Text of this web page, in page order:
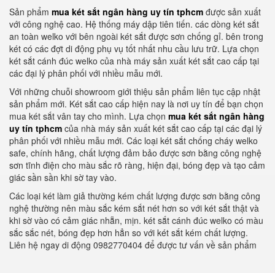
Sản phẩm mua két sắt ngân hàng uy tín tphcm được sản xuất
với công nghệ cao. Hệ thống máy dập tiên tiến. các dòng két sắt
an toàn welko với bên ngoài két sắt được sơn chống gỉ. bên trong
két có các đợt di động phụ vụ tốt nhất nhu cầu lưu trữ. Lựa chọn
két sắt cánh đúc welko của nhà máy sản xuất két sắt cao cấp tại
các đại lý phân phối với nhiều mẫu mới.
Với những chuỗi showroom giới thiệu sản phẩm liên tục cập nhật
sản phẩm mới. Két sắt cao cấp hiện nay là nơi uy tín để bạn chọn
mua két sắt vân tay cho mình. Lựa chọn mua két sắt ngân hàng
uy tín tphcm của nhà máy sản xuất két sắt cao cấp tại các đại lý
phân phối với nhiều mẫu mới. Các loại két sắt chống cháy welko
safe, chính hãng, chất lượng đảm bảo được sơn bằng công nghệ
sơn tĩnh điện cho màu sắc rõ ràng, hiện đại, bóng đẹp và tạo cảm
giác sần sần khi sờ tay vào.
Các loại két làm giả thường kém chất lượng được sơn bằng công
nghệ thường nên màu sắc kém sắt nét hơn so với két sắt thật và
khi sờ vào có cảm giác nhẵn, mịn. két sắt cánh đúc welko có màu
sắc sắc nét, bóng đẹp hơn hẳn so với két sắt kém chất lượng.
Liên hệ ngay di động 0982770404 để được tư vấn về sản phẩm